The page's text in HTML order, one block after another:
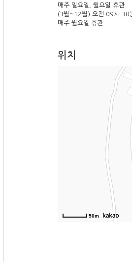
매주 일요일, 월요일 휴관
(3월~12월) 오전 09시 30
매주 월요일 휴관
위치
50m